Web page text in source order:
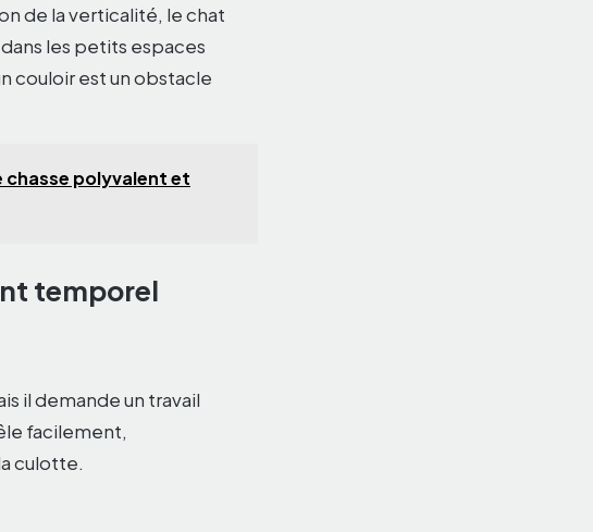
de la verticalité, le chat
les petits espaces
couloir est un obstacle
chasse polyvalent et
temporel
il demande un travail
facilement,
culotte.